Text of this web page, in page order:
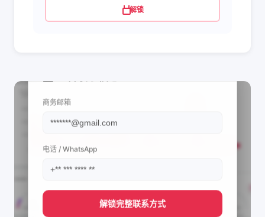
解锁
商务邮箱
电话 / WhatsApp
解锁完整联系方式